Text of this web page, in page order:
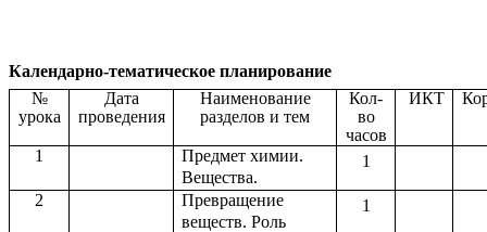
Календарно-тематическое планирование
№
урока
Дата
проведения
Наименование
разделов и тем
Кол-
во
часов
ИКТ
1
Предмет химии.
Вещества.
1
2
Превращение
веществ. Роль
1